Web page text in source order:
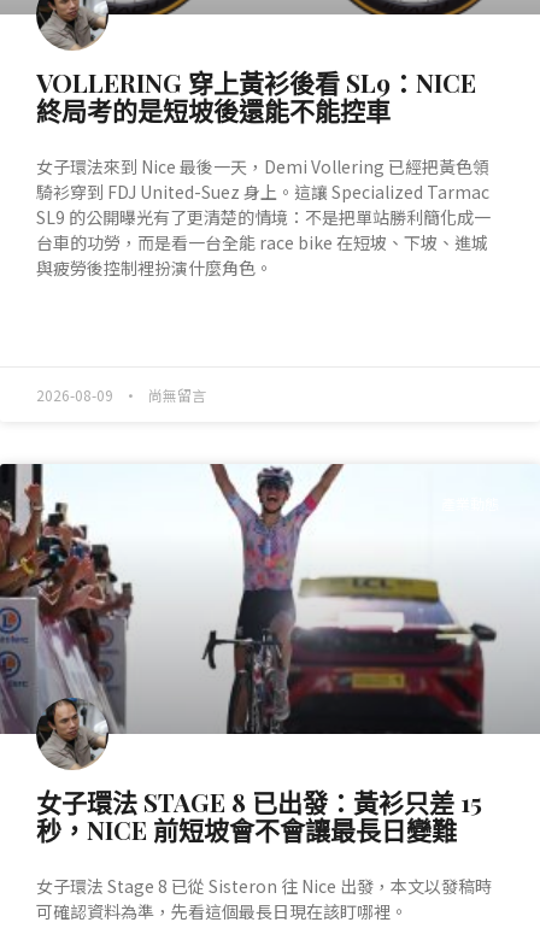
VOLLERING 穿上黃衫後看 SL9：NICE
終局考的是短坡後還能不能控車
女子環法來到 Nice 最後一天，Demi Vollering 已經把黃色領
騎衫穿到 FDJ United-Suez 身上。這讓 Specialized Tarmac
SL9 的公開曝光有了更清楚的情境：不是把單站勝利簡化成一
台車的功勞，而是看一台全能 race bike 在短坡、下坡、進城
與疲勞後控制裡扮演什麼角色。
2026-08-09 尚無留言
女子環法 STAGE 8 已出發：黃衫只差 15
秒，NICE 前短坡會不會讓最長日變難
女子環法 Stage 8 已從 Sisteron 往 Nice 出發，本文以發稿時
可確認資料為準，先看這個最長日現在該盯哪裡。